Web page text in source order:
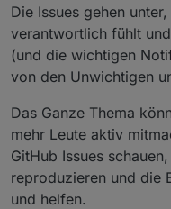
(der übrigens
zu rules unter.
Die Issues gehen
verantwortlich fühlt
(und die wichtigen
von den Unwichtigen
Das Ganze Thema
mehr Leute aktiv
GitHub Issues
reproduzieren und die
und helfen.